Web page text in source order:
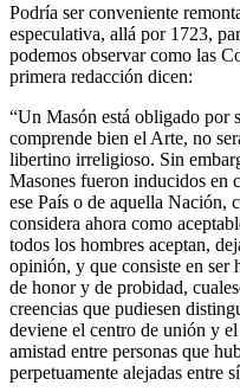
Podría ser conveniente
especulativa, allá por 1723,
podemos observar como las
primera redacción dicen:
“Un Masón está obligado por
comprende bien el Arte, no
libertino irreligioso. Sin
Masones fueron inducidos en
ese País o de aquella Nación,
considera ahora como
todos los hombres aceptan,
opinión, y que consiste en ser
de honor y de probidad,
creencias que pudiesen
deviene el centro de unión y
amistad entre personas que
perpetuamente alejadas entre